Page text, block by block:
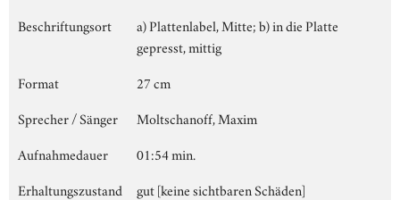
Beschriftungsort
a) Plattenlabel, Mitte; b) in die Platte
gepresst, mittig
Format
27 cm
Sprecher / Sänger
Moltschanoff, Maxim
Aufnahmedauer
01:54 min.
Erhaltungszustand
gut [keine sichtbaren Schäden]